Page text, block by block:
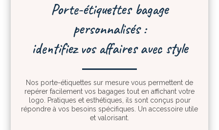
Porte-étiquettes bagage
personnalisés :
identifiez vos affaires avec style
Nos porte-étiquettes sur mesure vous permettent de
repérer facilement vos bagages tout en affichant votre
logo. Pratiques et esthétiques, ils sont conçus pour
répondre à vos besoins spécifiques. Un accessoire utile
et valorisant.